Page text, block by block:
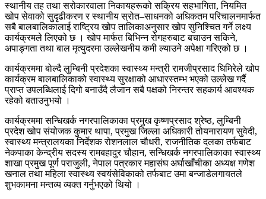
स्थानीय तह तथा सरोकारवाला निकायहरूको सक्रिय सहभागिता, नियमित
खोप सेवाको सुदृढीकरण र स्थानीय स्रोत–साधनको अधिकतम परिचालनमार्फत
सबै बालबालिकालाई राष्ट्रिय खोप तालिकाअनुसार खोप सुनिश्चित गर्ने लक्ष्य
कार्यक्रमले लिएको छ । खोप मार्फत बिभिन्न रोगहरुबाट बचाउन सकिने,
अपाङ्गता तथा बाल मृत्युदरमा उल्लेखनीय कमी ल्याउने अपेक्षा गरिएको छ ।
कार्यक्रममा बोल्दै लुम्बिनी प्रदेशका स्वास्थ्य मन्त्री रामजीप्रसाद घिमिरेले खोप
कार्यक्रम बालबालिकाको स्वास्थ्य सुरक्षाको आधारस्तम्भ भएको उल्लेख गर्दै
प्राप्त उपलब्धिलाई दिगो बनाउँदै लैजान सबै पक्षको निरन्तर सहकार्य आवश्यक
रहेको बताउनुभयो ।
कार्यक्रममा सन्धिखर्क नगरपालिकाका प्रमुख कृष्णप्रसाद श्रेष्ठ, लुम्बिनी
प्रदेश खोप संयोजक कुमार थापा, प्रमुख जिल्ला अधिकारी तोयनारायण सुवेदी,
स्वास्थ्य मन्त्रालयका निर्देशक रोशनलाल चौधरी, राजनीतिक दलका तर्फबाट
नेकपाका केन्द्रीय सदस्य रामबहादुर चौहान, सन्धिखर्क नगरपालिकाका स्वास्थ्य
शाखा प्रमुख पूर्ण पराजुली, नेपाल पत्रकार महासंघ अर्घाखाँचीका अध्यक्ष गणेश
खनाल तथा महिला स्वास्थ्य स्वयंसेविकाको तर्फबाट उमा बन्जाडेलगायतले
शुभकामना मन्तव्य व्यक्त गर्नुभएको थियो ।